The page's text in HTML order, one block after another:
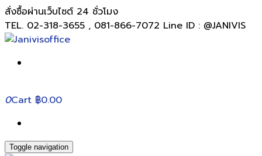
สั่งซื้อผ่านเว็บไซต์ 24 ชั่วโมง
TEL. 02-318-3655 , 081-866-7072 Line ID : @JANIVIS
0Cart ฿0.00
Toggle navigation